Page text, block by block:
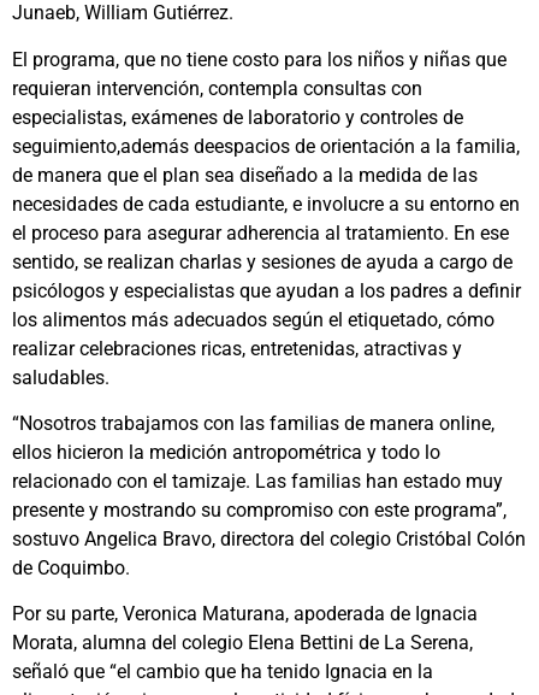
Junaeb, William Gutiérrez.
El programa, que no tiene costo para los niños y niñas que
requieran intervención, contempla consultas con
especialistas, exámenes de laboratorio y controles de
seguimiento,además deespacios de orientación a la familia,
de manera que el plan sea diseñado a la medida de las
necesidades de cada estudiante, e involucre a su entorno en
el proceso para asegurar adherencia al tratamiento. En ese
sentido, se realizan charlas y sesiones de ayuda a cargo de
psicólogos y especialistas que ayudan a los padres a definir
los alimentos más adecuados según el etiquetado, cómo
realizar celebraciones ricas, entretenidas, atractivas y
saludables.
“Nosotros trabajamos con las familias de manera online,
ellos hicieron la medición antropométrica y todo lo
relacionado con el tamizaje. Las familias han estado muy
presente y mostrando su compromiso con este programa”,
sostuvo Angelica Bravo, directora del colegio Cristóbal Colón
de Coquimbo.
Por su parte, Veronica Maturana, apoderada de Ignacia
Morata, alumna del colegio Elena Bettini de La Serena,
señaló que “el cambio que ha tenido Ignacia en la